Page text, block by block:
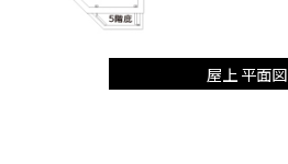
屋上 平面図